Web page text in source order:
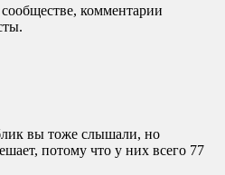
комментарии
вы тоже слышали, но
потому что у них всего 77